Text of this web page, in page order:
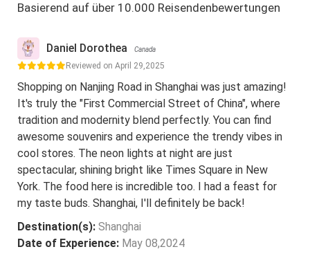
Basierend auf über 10.000 Reisendenbewertungen
Daniel Dorothea Canada
Reviewed on April 29,2025
Shopping on Nanjing Road in Shanghai was just amazing!
It's truly the "First Commercial Street of China", where
tradition and modernity blend perfectly. You can find
awesome souvenirs and experience the trendy vibes in
cool stores. The neon lights at night are just
spectacular, shining bright like Times Square in New
York. The food here is incredible too. I had a feast for
my taste buds. Shanghai, I'll definitely be back!
Destination(s): Shanghai
Date of Experience: May 08,2024